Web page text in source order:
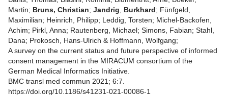
Martin; Bruns, Christian; Jandrig Burkhard; Fünfgeld,
Maximilian; Heinrich, Philipp; Leddig, Torsten; Michel-Backofen,
Achim; Pirkl, Anna; Rautenberg, Michael; Simons, Fabian; Stahl,
Dana; Prokosch, Hans-Ulrich & Hoffmann, Wolfgang;
A survey on the current status and future perspective of informed
consent management in the MIRACUM consortium of the
German Medical Informatics Initiative.
BMC transl med commun 2021; 6:7.
https://doi.org/10.1186/s41231-021-00086-1